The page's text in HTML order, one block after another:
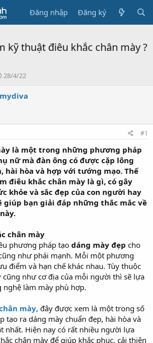
Đăng nhập Đăng ký
kỹ thuật điêu khắc chân mày ?
N
à
28/4/22
#1
là một trong những phương pháp
nữ mà đàn ông có được cặp lông
hài hòa và hợp với tướng mạo. Thế
điêu khắc chân mày là gì, có gây
khỏe và sắc đẹp của con người hay
giúp bạn giải đáp những thắc mắc về
chân mày
phương pháp tạo dáng mày đẹp cho
như phái mạnh. Mỗi một phương
điểm và hạn chế khác nhau. Tùy thuộc
như cơ địa của mỗi người thì sẽ lựa
nghệ làm mày phù hợp.
mày, đây được xem là một trong số
tạo ra dáng mày chuẩn đẹp, hài hòa và
nhất. Hiện nay có rất nhiều người lựa
chân mày để giúp khắc phục, cải thiện